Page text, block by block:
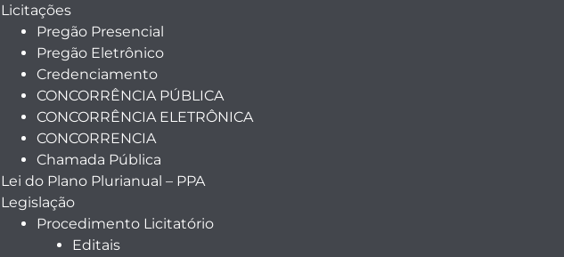
Licitações
Pregão Presencial
Pregão Eletrônico
Credenciamento
CONCORRÊNCIA PÚBLICA
CONCORRÊNCIA ELETRÔNICA
CONCORRENCIA
Chamada Pública
Lei do Plano Plurianual – PPA
Legislação
Procedimento Licitatório
Editais